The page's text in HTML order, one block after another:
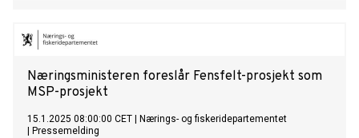
Næringsministeren foreslår Fensfelt-prosjekt som
MSP-prosjekt
15.1.2025 08:00:00 CET
Nærings- og fiskeridepartementet
Pressemelding